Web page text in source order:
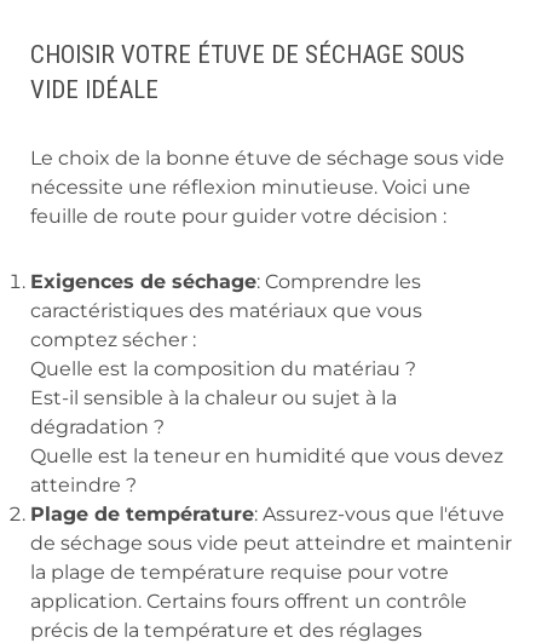
CHOISIR VOTRE ÉTUVE DE SÉCHAGE SOUS
VIDE IDÉALE
Le choix de la bonne étuve de séchage sous vide
nécessite une réflexion minutieuse. Voici une
feuille de route pour guider votre décision :
Exigences de séchage: Comprendre les
caractéristiques des matériaux que vous
comptez sécher :
Quelle est la composition du matériau ?
Est-il sensible à la chaleur ou sujet à la
dégradation ?
Quelle est la teneur en humidité que vous devez
atteindre ?
Plage de température: Assurez-vous que l'étuve
de séchage sous vide peut atteindre et maintenir
la plage de température requise pour votre
application. Certains fours offrent un contrôle
précis de la température et des réglages